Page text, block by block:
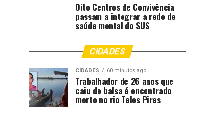
Oito Centros de Convivência
passam a integrar a rede de
saúde mental do SUS
CIDADES
CIDADES 60 minutos ago
Trabalhador de 26 anos que
caiu de balsa é encontrado
morto no rio Teles Pires